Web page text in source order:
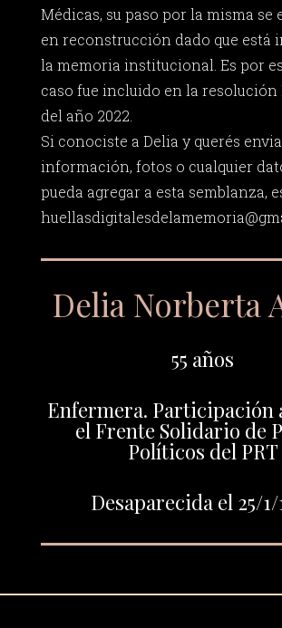
Médicas, su paso por la misma se
en reconstrucción dado que está
la memoria institucional. Es por
caso fue incluido en la resolución
del año 2022.
Si conociste a Delia y querés
información, fotos o cualquier
pueda agregar a esta semblanza,
Delia Norberta
55 años
Enfermera. Participación
el Frente Solidario de
Políticos del PRT
Desaparecida el 25/1/